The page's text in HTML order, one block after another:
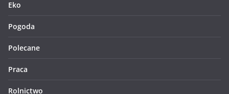
Eko
Pogoda
Polecane
Praca
Rolnictwo